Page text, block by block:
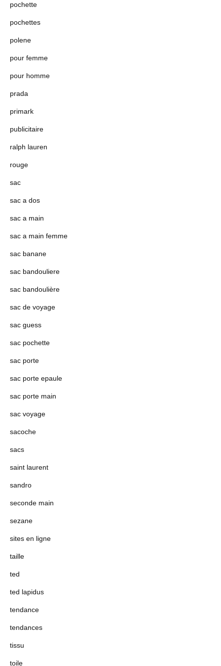
pochette
pochettes
polene
pour femme
pour homme
prada
primark
publicitaire
ralph lauren
rouge
sac
sac a dos
sac a main
sac a main femme
sac banane
sac bandouliere
sac bandoulière
sac de voyage
sac guess
sac pochette
sac porte
sac porte epaule
sac porte main
sac voyage
sacoche
sacs
saint laurent
sandro
seconde main
sezane
sites en ligne
taille
ted
ted lapidus
tendance
tendances
tissu
toile